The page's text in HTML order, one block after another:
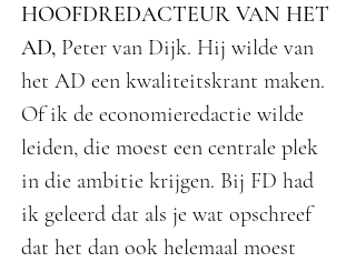
HOOFDREDACTEUR VAN HET
AD, Peter van Dijk. Hij wilde van
het AD een kwaliteitskrant maken.
Of ik de economieredactie wilde
leiden, die moest een centrale plek
in die ambitie krijgen. Bij FD had
ik geleerd dat als je wat opschreef
dat het dan ook helemaal moest